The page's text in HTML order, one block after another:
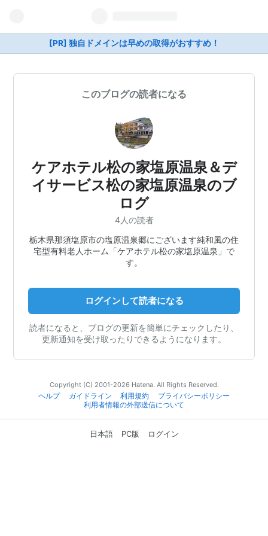
[PR] 独自ドメインは早めの取得がおすすめ！
このブログの読者になる
ケアホテル松の家塩原温泉＆デ
イサービス松の家塩原温泉のブ
ログ
4人の読者
栃木県那須塩原市の塩原温泉郷にございます純和風の住
宅型有料老人ホーム「ケアホテル松の家塩原温泉」で
す。
ログインして読者になる
読者になると、ブログの更新を簡単にチェックしたり、
更新通知を受け取ったりできるようになります。
Copyright (C) 2001-2026 Hatena. All Rights Reserved.
ヘルプ
ガイドライン 利用規約
プライバシーポリシー
利用者情報の外部送信について
日本語 PC版 ログイン